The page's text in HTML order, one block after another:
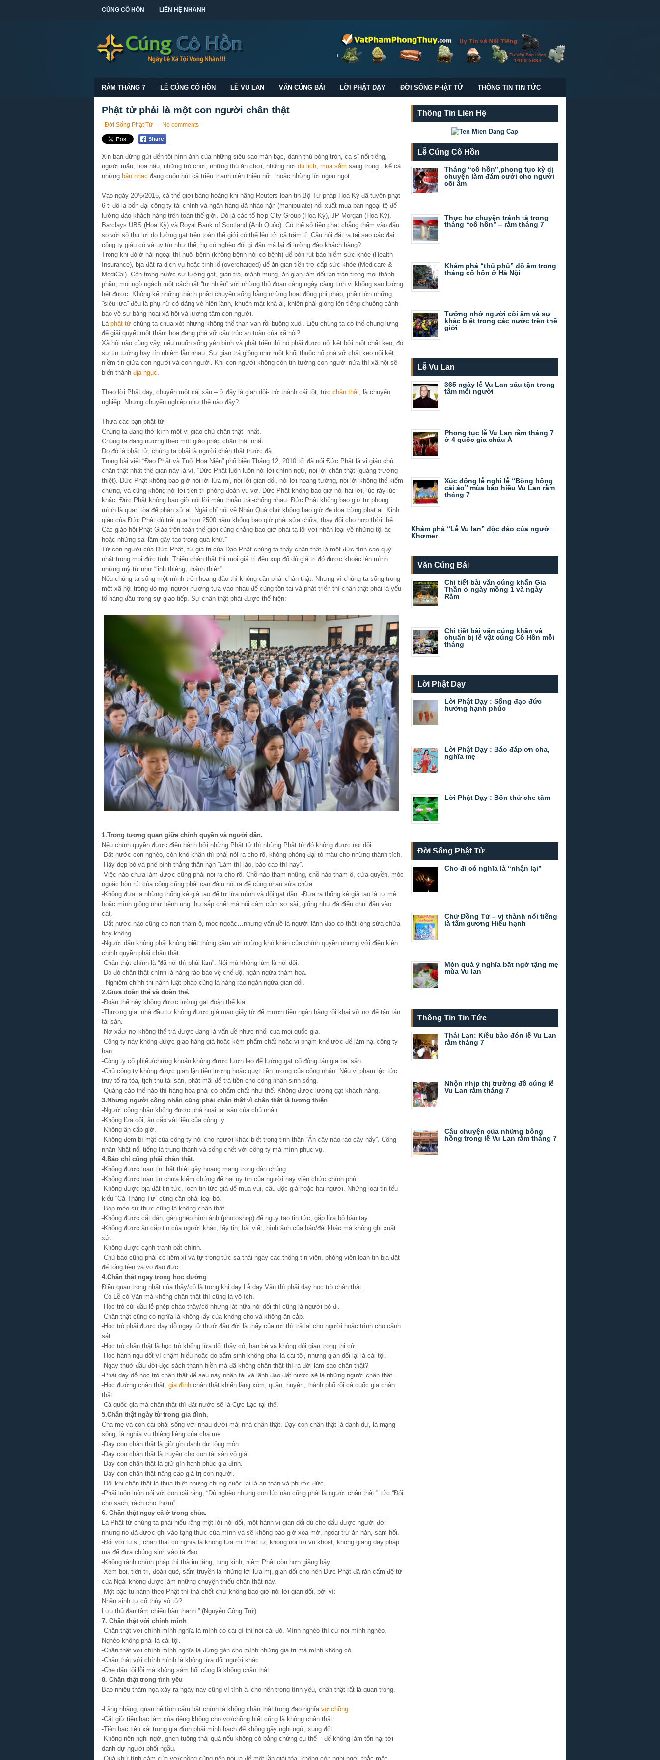
CÚNG CÔ HỒN LIÊN HỆ NHANH
RẰM THÁNG 7 LỄ CÚNG CÔ HỒN LỄ VU LAN VĂN CÚNG BÁI LỜI PHẬT DẠY ĐỜI SỐNG PHẬT TỬ THÔNG TIN TIN TỨC
Phật tử phải là một con người chân thật
Đời Sống Phật Tử No comments
Xin bạn đừng gửi đến tôi hình ảnh của những siêu sao màn bạc, danh thủ bóng tròn, ca sĩ nổi tiếng,
người mẫu, hoa hậu, những trò chơi, những thú ăn chơi, những nơi du lịch mua sắm sang trọng…kể cả
những bản nhạc đang cuốn hút cả triệu thanh niên thiếu nữ…hoặc những lời ngon ngọt.
Vào ngày 20/5/2015, cả thế giới bàng hoàng khi hãng Reuters loan tin Bộ Tư pháp Hoa Kỳ đã tuyên phạt
6 tỉ đô-la bốn đại công ty tài chính và ngân hàng đã nhào nặn (manipulate) hối xuất mua bán ngoại tệ để
lường đảo khách hàng trên toàn thế giới. Đó là các tổ hợp City Group (Hoa Kỳ), JP Morgan (Hoa Kỳ),
Barclays UBS (Hoa Kỳ) và Royal Bank of Scotland (Anh Quốc). Có thể số tiền phạt chẳng thấm vào đâu
so với số thu lợi do lường gạt trên toàn thế giới có thể lên tới cả trăm tỉ. Câu hỏi đặt ra tại sao các đại
công ty giàu có và uy tín như thế, họ có nghèo đói gì đâu mà lại đi lường đảo khách hàng?
Trong khi đó ở hải ngoại thì nuôi bệnh (không bệnh nói có bệnh) để bòn rút bảo hiểm sức khỏe (Health
Insurance), bịa đặt ra dịch vụ hoặc tính lố (overcharged) để ăn gian tiền trợ cấp sức khỏe (Medicare &
MediCal). Còn trong nước sự lường gạt, gian trá, mánh mung, ăn gian làm dối lan tràn trong mọi thành
phần, mọi ngõ ngách một cách rất “tự nhiên” với những thủ đoạn càng ngày càng tinh vi không sao lường
hết được. Không kể những thành phần chuyên sống bằng những hoạt động phi pháp, phần lớn những
“siêu lừa” đều là phụ nữ có dáng vẻ hiền lành, khuôn mặt khả ái, khiến phải gióng lên tiếng chuông cảnh
báo về sự băng hoại xã hội và lương tâm con người.
Là phật tử chúng ta chua xót nhưng không thể than van rồi buông xuôi. Liệu chúng ta có thể chung lưng
để giải quyết một thảm họa đang phá vỡ cấu trúc an toàn của xã hội?
Xã hội nào cũng vậy, nếu muốn sống yên bình và phát triển thì nó phải được nối kết bởi một chất keo, đó
sự tin tưởng hay tín nhiệm lẫn nhau. Sự gian trá giống như một khối thuốc nổ phá vỡ chất keo nối kết
niềm tin giữa con người và con người. Khi con người không còn tin tưởng con người nữa thì xã hội sẽ
biến thành địa ngục
Theo lời Phật dạy, chuyển một cái xấu – ở đây là gian dối- trở thành cái tốt, tức chân thật , là chuyển
nghiệp. Nhưng chuyển nghiệp như thế nào đây?
Thưa các bạn phật tử,
Chúng ta đang thờ kính một vị giáo chủ chân thật nhất.
Chúng ta đang nương theo một giáo pháp chân thật nhất.
Do đó là phật tử, chúng ta phải là người chân thật trước đã.
Trong bài viết “Đạo Phật và Tuổi Hoa Niên” phổ biến Tháng 12, 2010 tôi đã nói Đức Phật là vị giáo chủ
chân thật nhất thế gian này là vì, “Đức Phật luôn luôn nói lời chính ngữ, nói lời chân thật (quảng trường
thiệt). Đức Phật không bao giờ nói lời lừa mị, nói lời gian dối, nói lời hoang tưởng, nói lời không thể kiểm
chứng, và cũng không nói lời tiên tri phỏng đoán vu vơ. Đức Phật không bao giờ nói hai lời, lúc rày lúc
khác. Đức Phật không bao giờ nói lời mâu thuẫn trái-chống nhau. Đức Phật không bao giờ tự phong
mình là quan tòa để phán xử ai. Ngài chỉ nói về Nhân Quả chứ không bao giờ đe dọa trừng phạt ai. Kinh
giáo của Đức Phật dù trải qua hơn 2500 năm không bao giờ phải sửa chữa, thay đổi cho hợp thời thế.
Các giáo hội Phật Giáo trên toàn thế giới cũng chẳng bao giờ phải tạ lỗi với nhân loại về những tội ác
hoặc những sai lầm gây tạo trong quá khứ.”
Từ con người của Đức Phật, từ giá trị của Đạo Phật chúng ta thấy chân thật là một đức tính cao quý
nhất trong mọi đức tính. Thiếu chân thật thì mọi giá trị đều xụp đổ dù giá trị đó được khoác lên mình
những mỹ từ như “linh thiêng, thánh thiện”.
Nếu chúng ta sống một mình trên hoang đảo thì không cần phải chân thật. Nhưng vì chúng ta sống trong
một xã hội trong đó mọi người nương tựa vào nhau để cùng tồn tại và phát triển thì chân thật phải là yếu
tố hàng đầu trong sự giao tiếp. Sự chân thật phải được thể hiện:
1.Trong tương quan giữa chính quyền và người dân.
Nếu chính quyền được điều hành bởi những Phật tử thì những Phật tử đó không được nói dối.
-Đất nước còn nghèo, còn khó khăn thì phải nói ra cho rõ, không phóng đại tô màu cho những thành tích.
-Hãy dẹp bỏ và phê bình thẳng thắn nạn ”Làm thì láo, báo cáo thì hay”.
-Việc nào chưa làm được cũng phải nói ra cho rõ. Chỗ nào tham nhũng, chỗ nào tham ô, cửa quyền, móc
ngoặc bòn rút của công cũng phải can đảm nói ra để cùng nhau sửa chữa.
-Không đưa ra những thống kê giả tạo để tự lừa mình và dối gạt dân. -Đưa ra thống kê giả tạo là tự mê
hoặc mình giống như bệnh ung thư sắp chết mà nói cảm cúm sơ sài, giống như đà điểu chui đầu vào
cát.
-Đất nước nào cũng có nạn tham ô, móc ngoặc…nhưng vấn đề là người lãnh đạo có thật lòng sửa chữa
hay không.
-Người dân không phải không biết thông cảm với những khó khăn của chính quyền nhưng với điều kiện
chính quyền phải chân thật.
-Chân thật chính là “đã nói thì phải làm”. Nói mà không làm là nói dối.
-Do đó chân thật chính là hàng rào bảo vệ chế độ, ngăn ngừa thảm họa.
- Nghiêm chỉnh thi hành luật pháp cũng là hàng rào ngăn ngừa gian dối.
2.Giữa đoàn thể và đoàn thể.
-Đoàn thể này không được lường gạt đoàn thể kia.
-Thương gia, nhà đầu tư không được giả mạo giấy tờ để mượn tiền ngân hàng rồi khai vỡ nợ để tẩu tán
tài sản.
Nợ xấu/ nợ không thể trả được đang là vấn đề nhức nhối của mọi quốc gia.
-Công ty này không được giao hàng giả hoặc kém phẩm chất hoặc vi phạm khế ước để làm hại công ty
bạn.
-Công ty cổ phiếu/chứng khoán không được lươn lẹo để lường gạt cổ đông tán gia bại sản.
-Chủ công ty không được gian lận tiền lương hoặc quỵt tiền lương của công nhân. Nếu vi phạm lập tức
truy tố ra tòa, tịch thu tài sản, phát mãi để trả tiền cho công nhân sinh sống.
-Quảng cáo thế nào thì hàng hóa phải có phẩm chất như thế. Không được lường gạt khách hàng.
3.Nhưng người công nhân cũng phải chân thật vì chân thật là lương thiện
-Người công nhân không được phá hoại tại sản của chủ nhân.
-Không lừa dối, ăn cắp vật liệu của công ty.
-Không ăn cắp giờ.
-Không đem bí mật của công ty nói cho người khác biết trong tinh thần “Ăn cây nào rào cây nấy”. Công
nhân Nhật nổi tiếng là trung thành và sống chết với công ty mà mình phục vụ.
4.Báo chí cũng phải chân thật.
-Không được loan tin thất thiệt gây hoang mang trong dân chúng .
-Không được loan tin chưa kiểm chứng để hại uy tín của người hay viên chức chính phủ.
-Không được bịa đặt tin tức, loan tin tức giả để mua vui, câu độc giả hoặc hại người. Những loại tin tếu
kiểu “Cá Tháng Tư” cũng cần phải loại bỏ.
-Bóp méo sự thực cũng là không chân thật.
-Không được cắt dán, gán ghép hình ảnh (photoshop) để ngụy tạo tin tức, gắp lửa bỏ bàn tay.
-Không được ăn cắp tin của người khác, lấy tin, bài viết, hình ảnh của báo/đài khác mà không ghi xuất
xứ.
-Không được cạnh tranh bất chính.
-Chủ báo cũng phải có liêm xỉ và tự trọng tức sa thải ngay các thông tín viên, phóng viên loan tin bịa đặt
để tống tiền và vô đạo đức.
4.Chân thật ngay trong học đường
Điều quan trọng nhất của thầy/cô là trong khi dạy Lễ dạy Văn thì phải dạy học trò chân thật.
-Có Lễ có Văn mà không chân thật thì cũng là vô ích.
-Học trò cúi đầu lễ phép chào thầy/cô nhưng lát nữa nói dối thì cũng là người bỏ đi.
-Chân thật cũng có nghĩa là không lấy của không cho và không ăn cắp.
-Học trò phải được dạy dỗ ngay tử thưở đầu đời là thấy của rơi thì trả lại cho người hoặc trình cho cảnh
sát.
-Học trò chân thật là học trò không lừa dối thầy cô, bạn bè và không dối gian trong thi cử.
-Học hành ngu dốt vì chậm hiểu hoặc do bẩm sinh không phải là cái tội, nhưng gian dối lại là cái tội.
-Ngay thuở đầu đời đọc sách thánh hiền mà đã không chân thật thì ra đời làm sao chân thật?
-Phải dạy dỗ học trò chân thật để sau này nhân tài và lãnh đạo đất nước sẽ là những người chân thật.
-Học đường chân thật, gia đình chân thật khiến làng xóm, quận, huyện, thành phố rồi cả quốc gia chân
thật.
-Cả quốc gia mà chân thật thì đất nước sẽ là Cực Lạc tại thế.
5.Chân thật ngày từ trong gia đình,
Cha mẹ và con cái phải sống với nhau dưới mái nhà chân thật. Dạy con chân thật là danh dự, là mạng
sống, là nghĩa vụ thiêng liêng của cha mẹ.
-Dạy con chân thật là giữ gìn danh dự tông môn.
-Dạy con chân thật là truyền cho con tài sản vô giá.
-Dạy con chân thật là giữ gìn hạnh phúc gia đình.
-Dạy con chân thật nâng cao giá trị con người.
-Đôi khi chân thật là thua thiệt nhưng chung cuộc lại là an toàn và phước đức.
-Phải luôn luôn nói với con cái rằng, “Dù nghèo nhưng con lúc nào cũng phải là người chân thật.” tức “Đói
cho sạch, rách cho thơm”.
6. Chân thật ngay cả ở trong chùa.
Là Phật tử chúng ta phải hiểu rằng một lời nói dối, một hành vi gian dối dù che dấu được người đời
nhưng nó đã được ghi vào tạng thức của mình và sẽ không bao giờ xóa mờ, ngoại trừ ăn năn, sám hối.
-Đối với tu sĩ, chân thật có nghĩa là không lừa mị Phật tử, không nói lời vu khoát, không giảng dạy pháp
ma để đưa chúng sinh vào tà đạo.
-Không rành chính pháp thì thà im lặng, tụng kinh, niệm Phật còn hơn giảng bậy.
-Xem bói, tiên tri, đoán quẻ, sấm truyền là những lời lừa mị, gian dối cho nên Đức Phật đã răn cấm đệ tử
của Ngài không được làm những chuyện thiếu chân thật này.
-Một bậc tu hành theo Phật thì thà chết chứ không bao giờ nói lời gian dối, bởi vì:
Nhân sinh tự cổ thùy vô tử?
Lưu thủ đan tâm chiếu hãn thanh.” (Nguyễn Công Trứ)
7. Chân thật với chính mình
-Chân thật với chính mình nghĩa là mình có cái gì thì nói cái đó. Mình nghèo thì cứ nói mình nghèo.
Nghèo không phải là cái tội.
-Chân thật với chính mình nghĩa là đừng gán cho mình những giá trị mà mình không có.
-Chân thật với chính mình là không lừa dối người khác.
-Che dấu tội lỗi mà không sám hối cũng là không chân thật.
8. Chân thật trong tình yêu
Bao nhiêu thảm họa xảy ra ngày nay cũng vì tình ái cho nên trong tình yêu, chân thật rất là quan trọng.
-Lăng nhăng, quan hệ tình cảm bất chính là không chân thật trong đạo nghĩa vợ chồng
-Cất giữ tiền bạc làm của riêng không cho vợ/chồng biết cũng là không chân thật.
-Tiền bạc tiêu xài trong gia đình phải minh bạch để không gây nghi ngờ, xung đột.
-Không nên nghi ngờ, ghen tuông thái quá nếu không có bằng chứng cụ thể – để không làm tổn hại tới
danh dự người phối ngẫu.
-Quá khứ tình cảm của vợ/chồng cũng nên nói ra để một lần giải tỏa, không còn nghi ngờ, thắc mắc.
Thông Tin Liên Hệ
Lễ Cúng Cô Hồn
Tháng “cô hồn”,phong tục kỳ dị
chuyện làm đám cưới cho người
cõi âm
Thực hư chuyện tránh tà trong
tháng “cô hồn” – rằm tháng 7
Khám phá “thủ phủ” đồ âm trong
tháng cô hồn ở Hà Nội
Tưởng nhớ người cõi âm và sự
khác biệt trong các nước trên thế
giới
Lễ Vu Lan
365 ngày lễ Vu Lan sâu tận trong
tâm mỗi người
Phong tục lễ Vu Lan rằm tháng 7
ở 4 quốc gia châu Á
Xúc động lễ nghi lễ “Bông hồng
cài áo” mùa báo hiếu Vu Lan rằm
tháng 7
Khám phá “Lễ Vu lan” độc đáo của người
Khơmer
Văn Cúng Bái
Chi tiết bài văn cúng khấn Gia
Thần ở ngày mồng 1 và ngày
Rằm
Chi tiết bài văn cúng khấn và
chuẩn bị lễ vật cúng Cô Hồn mỗi
tháng
Lời Phật Dạy
Lời Phật Dạy : Sống đạo đức
hưởng hạnh phúc
Lời Phật Dạy : Báo đáp ơn cha,
nghĩa mẹ
Lời Phật Dạy : Bốn thứ che tâm
Đời Sống Phật Tử
Cho đi có nghĩa là “nhận lại”
Chử Đồng Tử – vị thành nổi tiếng
là tấm gương Hiếu hạnh
Món quà ý nghĩa bất ngờ tặng mẹ
mùa Vu lan
Thông Tin Tin Tức
Thái Lan: Kiều bào đón lễ Vu Lan
rằm tháng 7
Nhộn nhịp thị trường đồ cúng lễ
Vu Lan rằm tháng 7
Câu chuyện của những bông
hồng trong lễ Vu Lan rằm tháng 7